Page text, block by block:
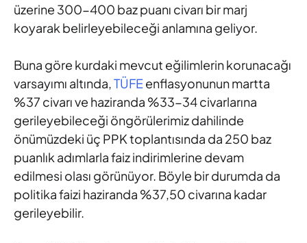
üzerine 300-400 baz puanı civarı bir marj
koyarak belirleyebileceği anlamına geliyor.
Buna göre kurdaki mevcut eğilimlerin korunacağı
varsayımı altında,TÜFEenflasyonunun martta
%37 civarı ve haziranda %33-34 civarlarına
gerileyebileceği öngörülerimiz dahilinde
önümüzdeki üç PPK toplantısında da 250 baz
puanlık adımlarla faiz indirimlerine devam
edilmesi olası görünüyor. Böyle bir durumda da
politika faizi haziranda %37,50 civarına kadar
gerileyebilir.